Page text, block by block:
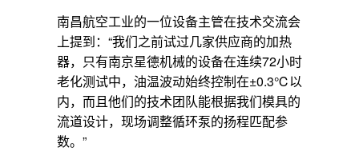
南昌航空工业的一位设备主管在技术交流会
上提到：“我们之前试过几家供应商的加热
器，只有南京星德机械的设备在连续72小时
老化测试中，油温波动始终控制在±0.3℃以
内，而且他们的技术团队能根据我们模具的
流道设计，现场调整循环泵的扬程匹配参
数。”